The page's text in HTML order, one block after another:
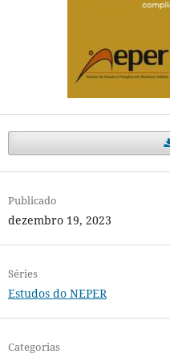
Publicado
dezembro 19, 2023
Séries
Estudos do NEPER
Categorias